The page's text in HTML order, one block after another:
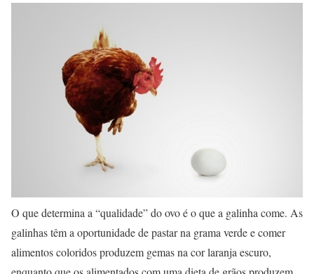
O que determina a “qualidade” do ovo é o que a galinha come. As
galinhas têm a oportunidade de pastar na grama verde e comer
alimentos coloridos produzem gemas na cor laranja escuro,